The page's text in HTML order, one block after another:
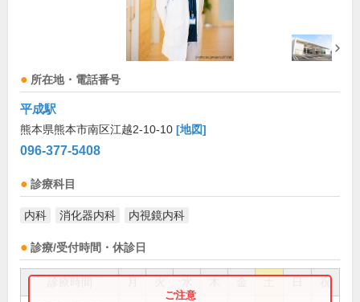
所在地・電話番号
平成駅
熊本県熊本市南区江越2-10-10 [地図]
096-377-5408
診療科目
内科 消化器内科 内視鏡内科
診療/受付時間・休診日
祝